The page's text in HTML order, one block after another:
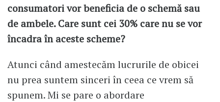
consumatori vor beneficia de o schemă sau
de ambele. Care sunt cei 30% care nu se vor
încadra în aceste scheme?
Atunci când amestecăm lucrurile de obicei
nu prea suntem sinceri în ceea ce vrem să
spunem. Mi se pare o abordare